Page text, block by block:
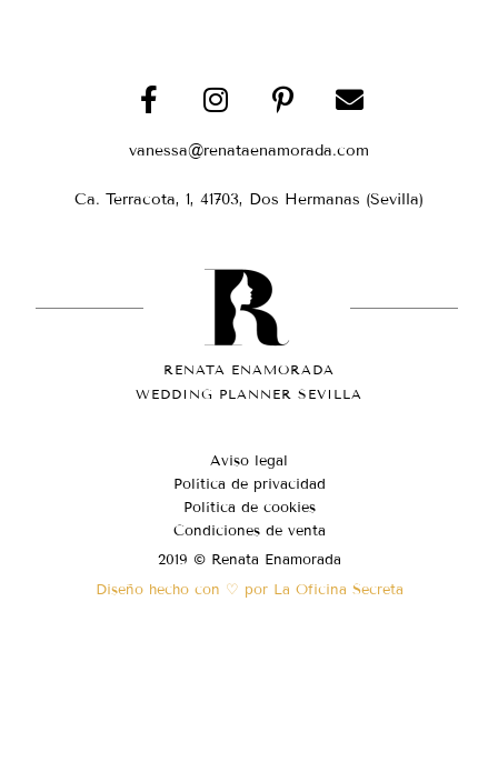
vanessa@renataenamorada.com
Ca. Terracota, 1, 41703, Dos Hermanas (Sevilla)
RENATA ENAMORADA
WEDDING PLANNER SEVILLA
Aviso legal
Política de privacidad
Política de cookies
Condiciones de venta
2019 © Renata Enamorada
Diseño hecho con ♡ por La Oficina Secreta